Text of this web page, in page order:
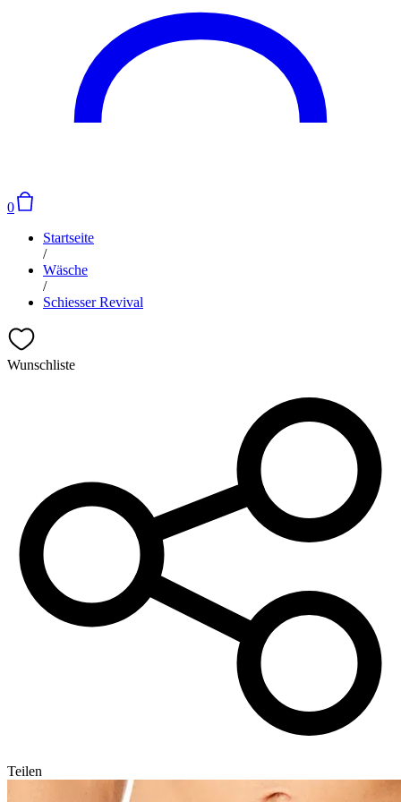
0
Startseite
/
Wäsche
/
Schiesser Revival
Wunschliste
Teilen